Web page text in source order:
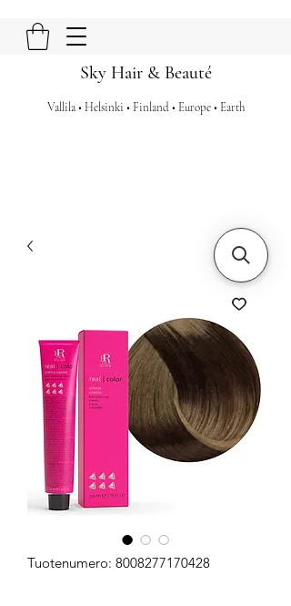
Sky Hair & Beauté
Vallila • Helsinki • Finland • Europe • Earth
Tuotenumero: 8008277170428